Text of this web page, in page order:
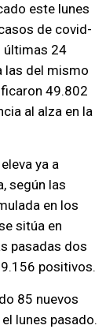
este lunes
de covid-
últimas 24
las del mismo
49.802
al alza en la
ya a
según las
en los
sitúa en
pasadas dos
positivos.
85 nuevos
lunes pasado.